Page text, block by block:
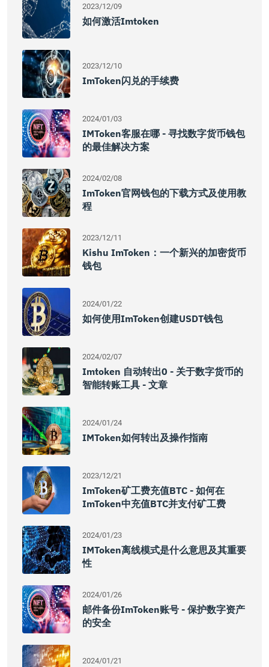
2023/12/09
如何激活imtoken
2023/12/10
ImToken闪兑的手续费
2024/01/03
IMToken客服在哪 - 寻找数字货币钱包
的最佳解决方案
2024/02/08
ImToken官网钱包的下载方式及使用教
程
2023/12/11
Kishu ImToken：一个新兴的加密货币
钱包
2024/01/22
如何使用imToken创建USDT钱包
2024/02/07
Imtoken 自动转出0 - 关于数字货币的
智能转账工具 - 文章
2024/01/24
IMToken如何转出及操作指南
2023/12/21
ImToken矿工费充值BTC - 如何在
ImToken中充值BTC并支付矿工费
2024/01/23
IMToken离线模式是什么意思及其重要
性
2024/01/26
邮件备份imToken账号 - 保护数字资产
的安全
2024/01/21